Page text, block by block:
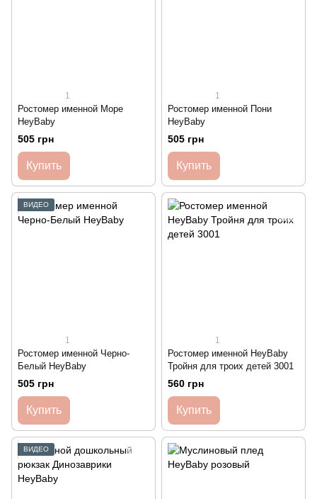
1
Ростомер именной Море
HeyBaby
505 грн
Купить
1
Ростомер именной Пони
HeyBaby
505 грн
Купить
ВИДЕО
1
Ростомер именной Черно-
Белый HeyBaby
505 грн
Купить
1
Ростомер именной HeyBaby
Тройня для троих детей 3001
560 грн
Купить
ВИДЕО